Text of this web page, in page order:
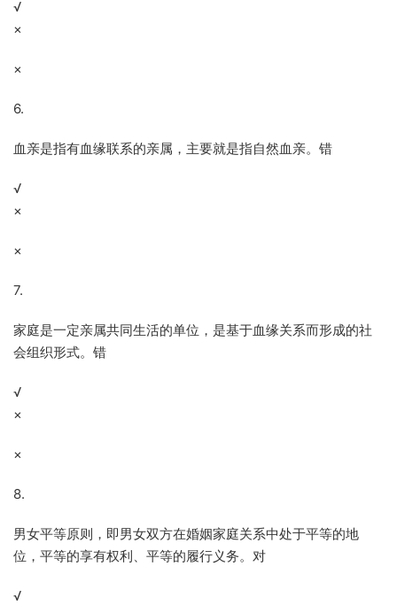
√
×
×
6.
血亲是指有血缘联系的亲属，主要就是指自然血亲。错
√
×
×
7.
家庭是一定亲属共同生活的单位，是基于血缘关系而形成的社
会组织形式。错
√
×
×
8.
男女平等原则，即男女双方在婚姻家庭关系中处于平等的地
位，平等的享有权利、平等的履行义务。对
√